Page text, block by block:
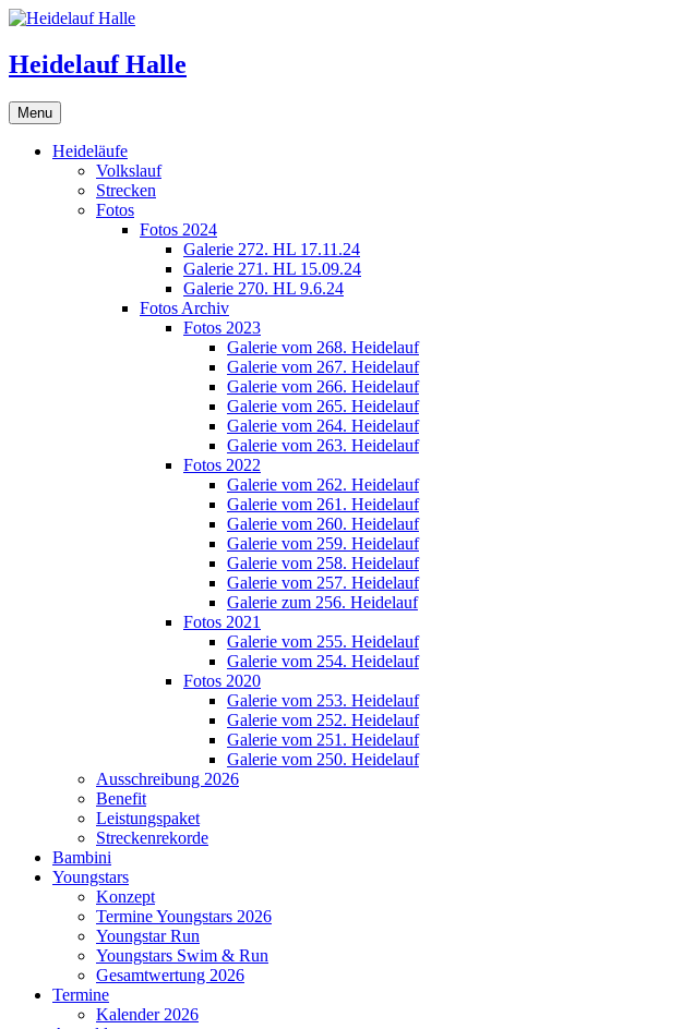
Skip
content
Heidelauf Halle
Menu
Heideläufe
Volkslauf
Strecken
Fotos
Fotos 2024
Galerie 272. HL 17.11.24
Galerie 271. HL 15.09.24
Galerie 270. HL 9.6.24
Fotos Archiv
Fotos 2023
Galerie vom 268. Heidelauf
Galerie vom 267. Heidelauf
Galerie vom 266. Heidelauf
Galerie vom 265. Heidelauf
Galerie vom 264. Heidelauf
Galerie vom 263. Heidelauf
Fotos 2022
Galerie vom 262. Heidelauf
Galerie vom 261. Heidelauf
Galerie vom 260. Heidelauf
Galerie vom 259. Heidelauf
Galerie vom 258. Heidelauf
Galerie vom 257. Heidelauf
Galerie zum 256. Heidelauf
Fotos 2021
Galerie vom 255. Heidelauf
Galerie vom 254. Heidelauf
Fotos 2020
Galerie vom 253. Heidelauf
Galerie vom 252. Heidelauf
Galerie vom 251. Heidelauf
Galerie vom 250. Heidelauf
Ausschreibung 2026
Benefit
Leistungspaket
Streckenrekorde
Bambini
Youngstars
Konzept
Termine Youngstars 2026
Youngstar Run
Youngstars Swim & Run
Gesamtwertung 2026
Termine
Kalender 2026